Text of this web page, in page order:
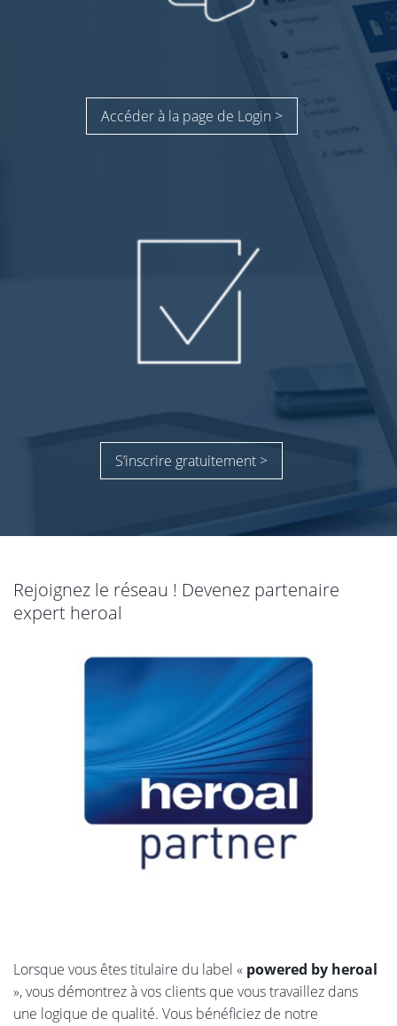
Accéder à la page de Login >
S’inscrire gratuitement >
Rejoignez le réseau ! Devenez partenaire
expert heroal
Lorsque vous êtes titulaire du label « powered by heroal
», vous démontrez à vos clients que vous travaillez dans
une logique de qualité. Vous bénéficiez de notre